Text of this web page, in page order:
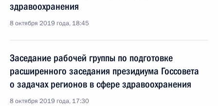
здравоохранения
8 октября 2019 года, 18:45
Заседание рабочей группы по подготовке
расширенного заседания президиума Госсовета
о задачах регионов в сфере здравоохранения
8 октября 2019 года, 17:30